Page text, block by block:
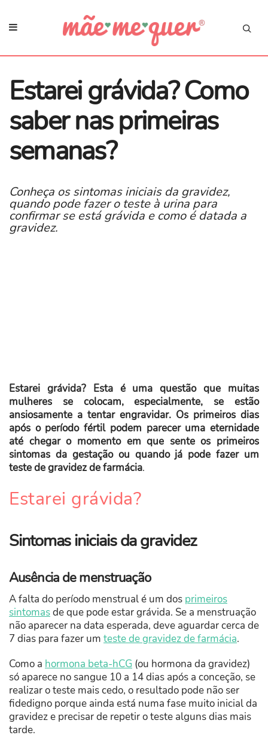
Estarei grávida? Como
saber nas primeiras
semanas?
Conheça os sintomas iniciais da gravidez,
quando pode fazer o teste à urina para
confirmar se está grávida e como é datada a
gravidez.
Estarei grávida? Esta é uma questão que muitas
mulheres se colocam, especialmente, se estão
ansiosamente a tentar engravidar. Os primeiros dias
após o período fértil podem parecer uma eternidade
até chegar o momento em que sente os primeiros
sintomas da gestação ou quando já pode fazer um
teste de gravidez de farmácia.
Estarei grávida?
Sintomas iniciais da gravidez
Ausência de menstruação
A falta do período menstrual é um dos primeiros
sintomasde que pode estar grávida. Se a menstruação
não aparecer na data esperada, deve aguardar cerca de
7 dias para fazer um teste de gravidez de farmácia.
Como a hormona beta-hCG (ou hormona da gravidez)
só aparece no sangue 10 a 14 dias após a conceção, se
realizar o teste mais cedo, o resultado pode não ser
fidedigno porque ainda está numa fase muito inicial da
gravidez e precisar de repetir o teste alguns dias mais
tarde.